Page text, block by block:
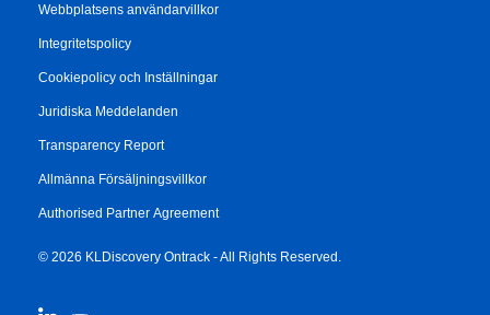
Webbplatsens användarvillkor
Integritetspolicy
Cookiepolicy och Inställningar
Juridiska Meddelanden
Transparency Report
Allmänna Försäljningsvillkor
Authorised Partner Agreement
© 2026 KLDiscovery Ontrack - All Rights Reserved.